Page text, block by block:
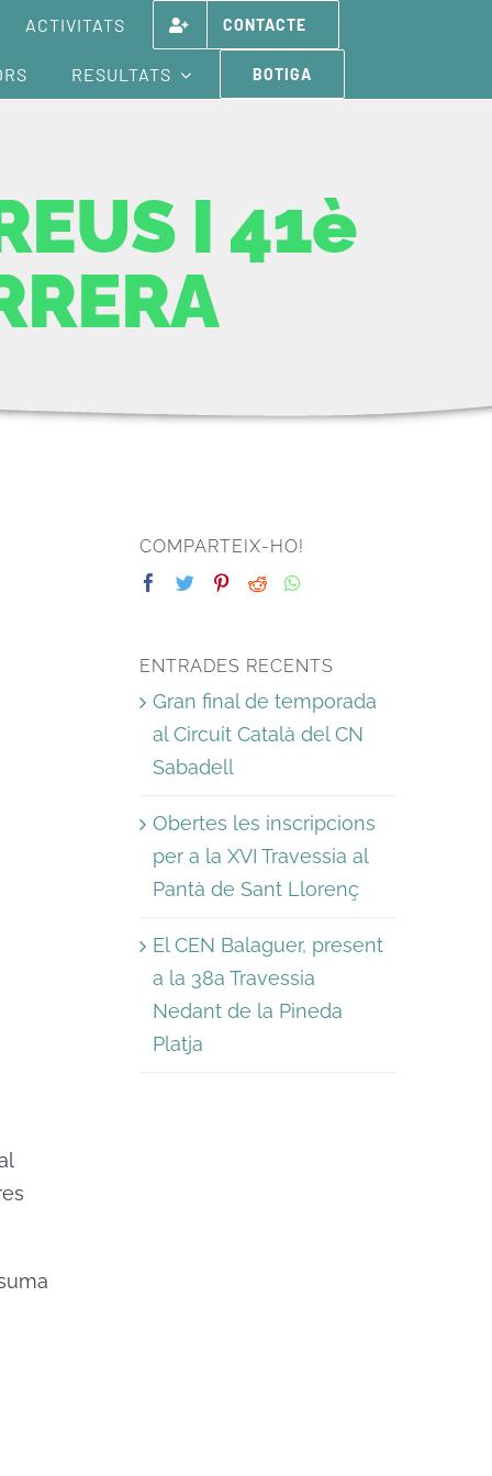
ACTIVITATS CONTACTE
RESULTATS BOTIGA
I 41è
COMPARTEIX-HO!
ENTRADES RECENTS
Gran final de temporada
al Circuit Català del CN
Sabadell
Obertes les inscripcions
per a la XVI Travessia al
Pantà de Sant Llorenç
El CEN Balaguer, present
a la 38a Travessia
Nedant de la Pineda
Platja